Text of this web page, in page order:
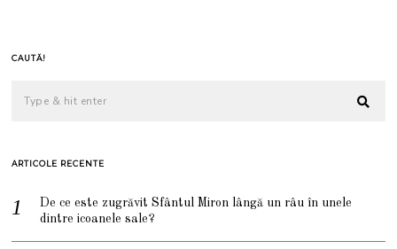
CAUTĂ!
ARTICOLE RECENTE
De ce este zugrăvit Sfântul Miron lângă un râu în unele
dintre icoanele sale?